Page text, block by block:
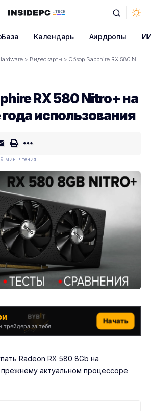
Календарь Аирдропы
> Видеокарты > Обзор Sapphire RX 580 Nitro+ на 8Gb после года использования
RX 580 Nitro+ на
использования
мин. чтения
трейдера за тебя
Начать
Radeon RX 580 8Gb на
актуальном процессоре